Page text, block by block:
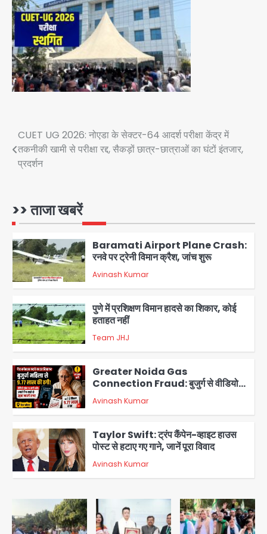
Post
navigation
CUET UG 2026: नोएडा के सेक्टर-64 आदर्श परीक्षा केंद्र में
तकनीकी खामी से परीक्षा रद्द, सैकड़ों छात्र-छात्राओं का घंटों इंतजार,
प्रदर्शन
>> ताजा खबरें
3
हताहत नहीं
Team JHJ
4
Greater Noida Gas
Connection Fraud: बुजुर्ग से वीडियो
कॉल पर 9.77 लाख की साइबर फ्रॉड
Avinash Kumar
5
पोस्ट से हटाए गए गाने, जानें पूरा विवाद
Avinash Kumar
1
2
Baramati Airport Plane Crash:
रनवे पर ट्रेनी विमान क्रैश, जांच शुरू
Avinash Kumar
3
पुणे में प्रशिक्षण विमान हादसे का शिकार, कोई
हताहत नहीं
Team JHJ
4
Greater Noida Gas
Connection Fraud: बुजुर्ग से वीडियो
कॉल पर 9.77 लाख की साइबर फ्रॉड
Avinash Kumar
5
Taylor Swift: ट्रंप कैंपेन-व्हाइट हाउस
पोस्ट से हटाए गए गाने, जानें पूरा विवाद
Avinash Kumar
Air India Phuket Delhi flight:
कैप्टन का डोप टेस्ट पॉजिटिव, 17 घायल;
DGCA जांच जारी
Avinash Kumar